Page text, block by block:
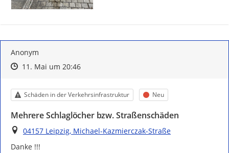
Anonym
Zeitpunkt des Erstellens
Zeitpunkt des Erstellens
11. Mai um 20:46Zur Äußerung
Kategorie
Schäden in der Verkehrsinfrastruktur Status
Neu
Mehrere Schlaglöcher bzw. Straßenschäden
Ort
04157 Leipzig, Michael-Kazmierczak-Straße
Danke !!!